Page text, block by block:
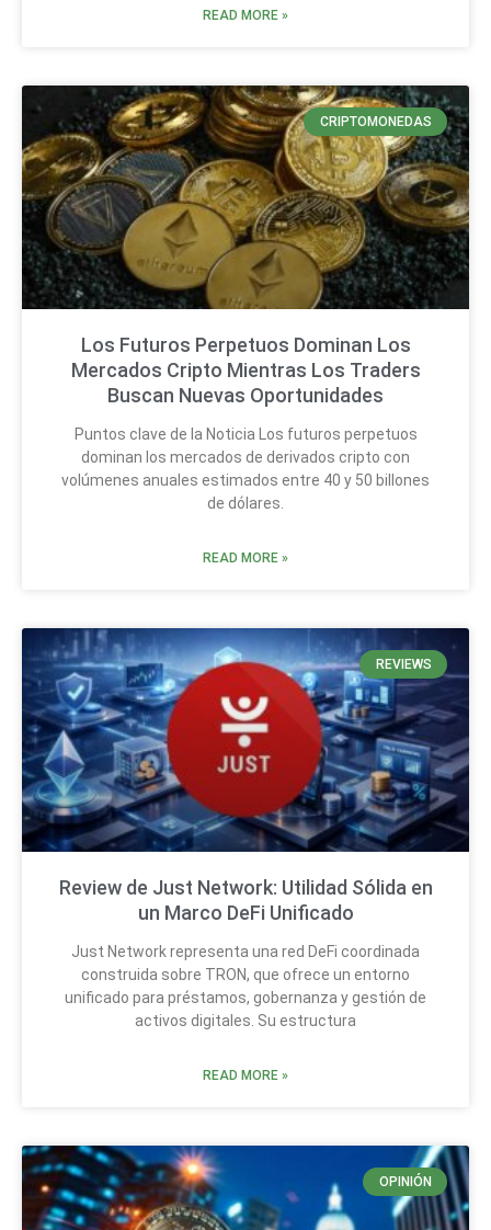
READ MORE »
CRIPTOMONEDAS
Los Futuros Perpetuos Dominan Los
Mercados Cripto Mientras Los Traders
Buscan Nuevas Oportunidades
Puntos clave de la Noticia Los futuros perpetuos
dominan los mercados de derivados cripto con
volúmenes anuales estimados entre 40 y 50 billones
de dólares.
READ MORE »
REVIEWS
Review de Just Network: Utilidad Sólida en
un Marco DeFi Unificado
Just Network representa una red DeFi coordinada
construida sobre TRON, que ofrece un entorno
unificado para préstamos, gobernanza y gestión de
activos digitales. Su estructura
READ MORE »
OPINIÓN